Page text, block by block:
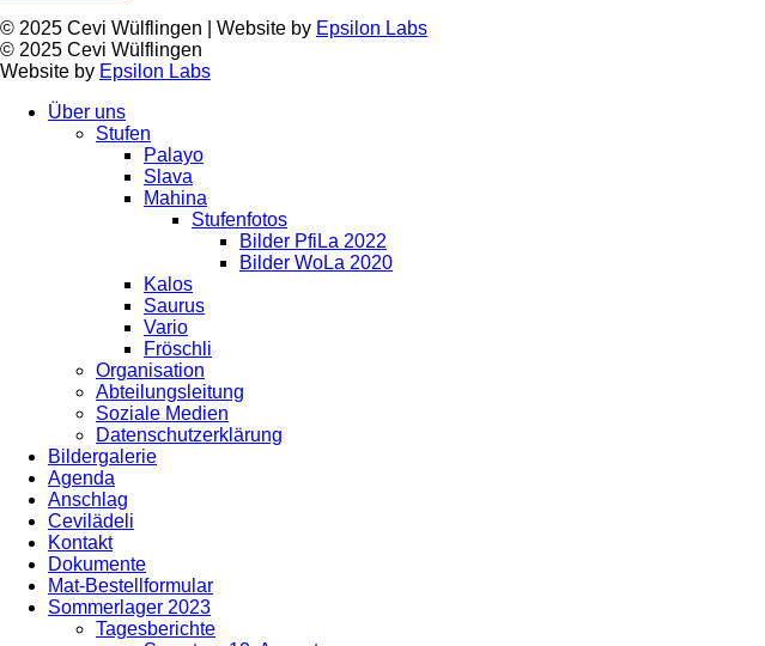
© 2025 Cevi Wülflingen | Website by Epsilon Labs
© 2025 Cevi Wülflingen
Website by Epsilon Labs
Über uns
Stufen
Palayo
Slava
Mahina
Stufenfotos
Bilder PfiLa 2022
Bilder WoLa 2020
Kalos
Saurus
Vario
Fröschli
Organisation
Abteilungsleitung
Soziale Medien
Datenschutzerklärung
Bildergalerie
Agenda
Anschlag
Cevilädeli
Kontakt
Dokumente
Mat-Bestellformular
Sommerlager 2023
Tagesberichte